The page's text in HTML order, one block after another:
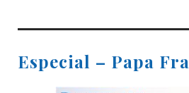
Especial – Papa